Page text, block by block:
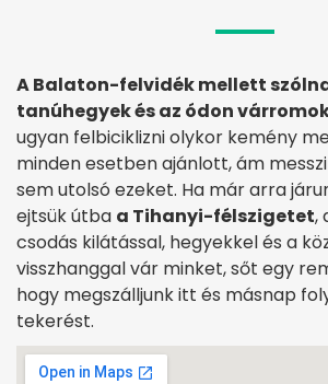
A Balaton-felvidék mellett
tanúhegyek és az ódon
ugyan felbiciklizni olykor kemény
minden esetben ajánlott, ám
sem utolsó ezeket. Ha már arra
ejtsük útba a Tihanyi-félszigetet,
csodás kilátással, hegyekkel és a
visszhanggal vár minket, sőt egy
hogy megszálljunk itt és másnap
tekerést.